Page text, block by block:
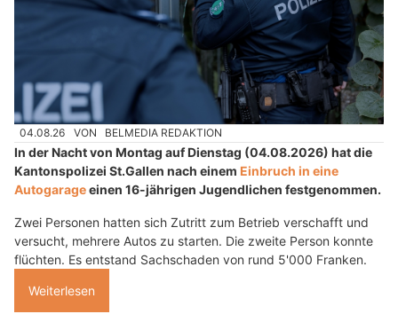
04.08.26 VON BELMEDIA REDAKTION
In der Nacht von Montag auf Dienstag (04.08.2026) hat die
Kantonspolizei St.Gallen nach einem Einbruch in eine
Autogarageeinen 16-jährigen Jugendlichen festgenommen.
Zwei Personen hatten sich Zutritt zum Betrieb verschafft und
versucht, mehrere Autos zu starten. Die zweite Person konnte
flüchten. Es entstand Sachschaden von rund 5'000 Franken.
Weiterlesen